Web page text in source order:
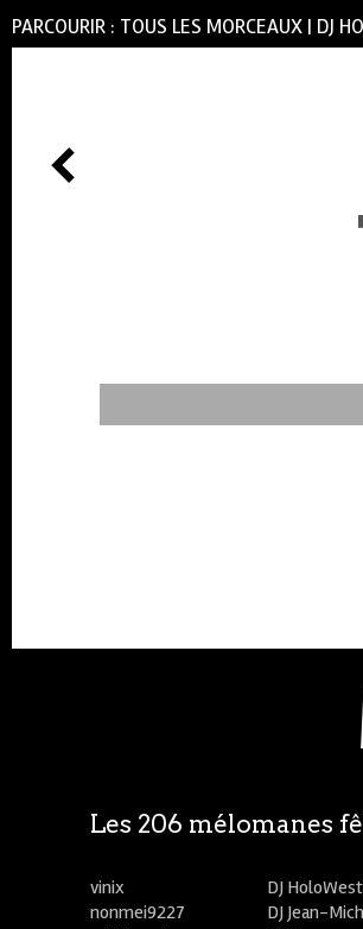
PARCOURIR : TOUS LES MORCEAUX | DJ
Les 206 mélomanes
vinix
nonmei9227
DJ
DJ Jean-